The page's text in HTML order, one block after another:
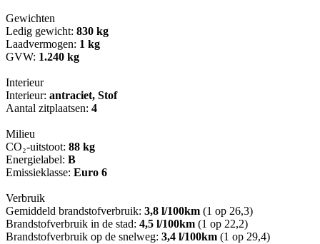
Gewichten
Ledig gewicht: 830 kg
Laadvermogen: 1 kg
GVW: 1.240 kg
Interieur
Interieur: antraciet, Stof
Aantal zitplaatsen: 4
Milieu
CO₂-uitstoot: 88 kg
Energielabel: B
Emissieklasse: Euro 6
Verbruik
Gemiddeld brandstofverbruik: 3,8 l/100km (1 op 26,3)
Brandstofverbruik in de stad: 4,5 l/100km (1 op 22,2)
Brandstofverbruik op de snelweg: 3,4 l/100km (1 op 29,4)